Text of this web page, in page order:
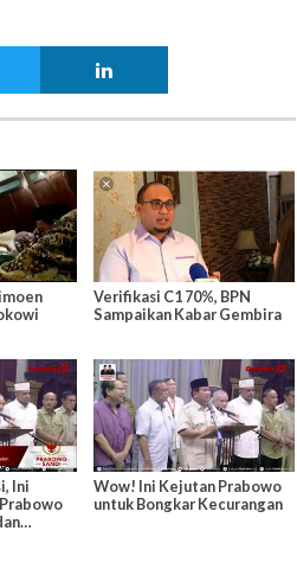
Verifikasi C1 70%, BPN
Sampaikan Kabar Gembira
Ini
Wow! Ini Kejutan Prabowo
untuk Bongkar Kecurangan